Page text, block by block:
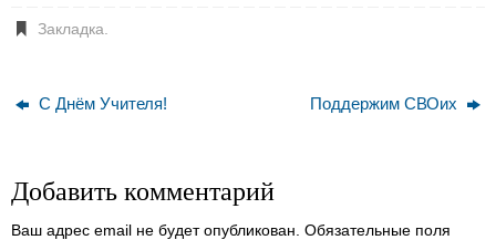
Закладка
С Днём Учителя! Поддержим СВОих
Добавить комментарий
Ваш адрес email не будет опубликован. Обязательные поля